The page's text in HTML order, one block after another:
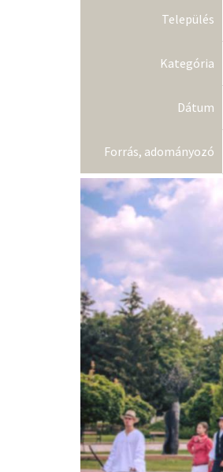
Település
Kategória
Dátum
Forrás, adományozó